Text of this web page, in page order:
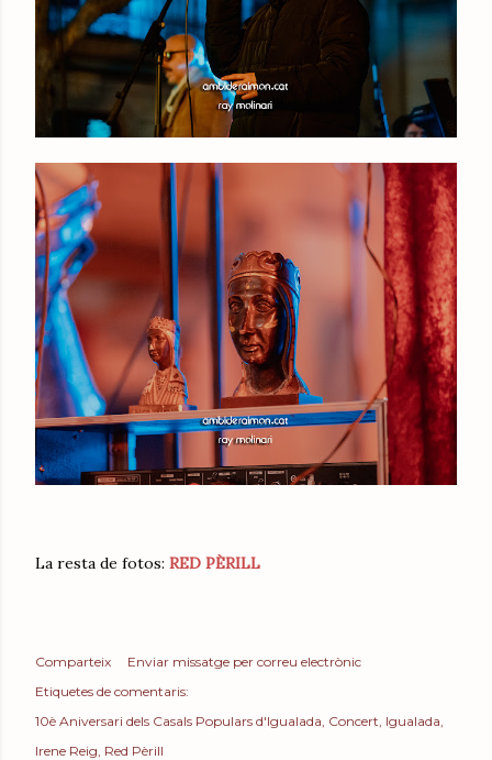
La resta de fotos: RED PÈRILL
Comparteix
Enviar missatge per correu electrònic
Etiquetes de comentaris:
10è Aniversari dels Casals Populars d'Igualada Concert Igualada
Irene Reig Red Pèrill